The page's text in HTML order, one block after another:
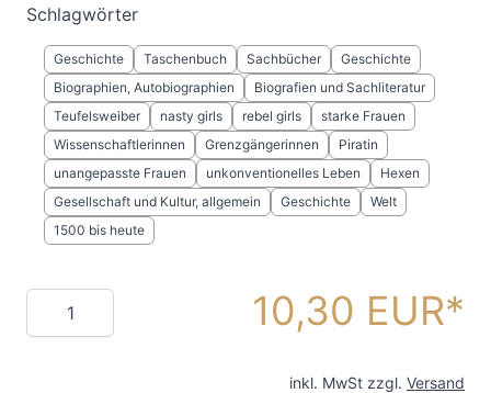
Schlagwörter
Geschichte Taschenbuch Sachbücher
Geschichte
Biographien, Autobiographien
Biografien und Sachliteratur
Teufelsweiber
nasty girls rebel girls
starke Frauen
Wissenschaftlerinnen
Grenzgängerinnen
Piratin
unangepasste Frauen
unkonventionelles Leben
Hexen
Gesellschaft und Kultur, allgemein
Geschichte
Welt
1500 bis heute
Menge 10,30 EUR
inkl. MwSt zzgl. Versand